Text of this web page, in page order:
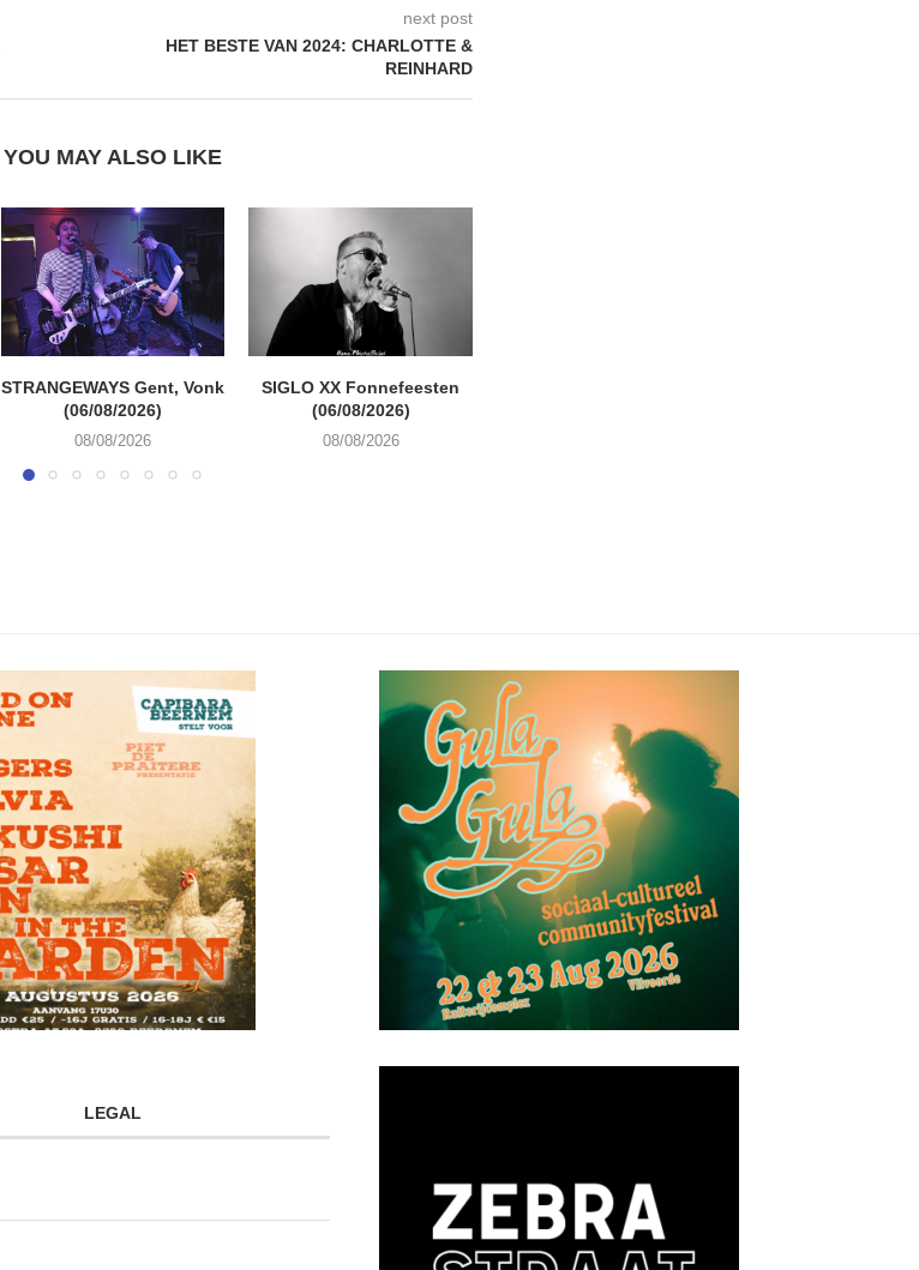
next post
HET BESTE VAN 2024: CHARLOTTE &
REINHARD
YOU MAY ALSO LIKE
STRANGEWAYS Gent, Vonk
(06/08/2026)
08/08/2026
SIGLO XX Fonnefeesten
(06/08/2026)
08/08/2026
LEGAL